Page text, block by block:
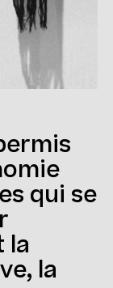
qui se
la
la